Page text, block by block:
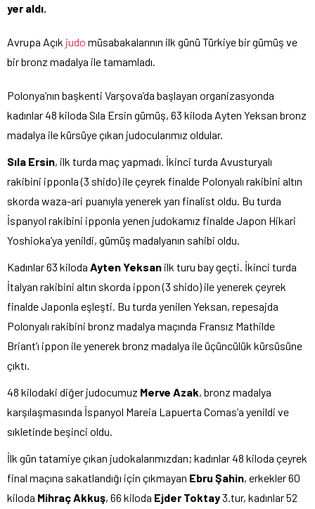
yer aldı.
Avrupa Açık judo müsabakalarının ilk günü Türkiye bir gümüş ve
bir bronz madalya ile tamamladı.
Polonya’nın başkenti Varşova’da başlayan organizasyonda
kadınlar 48 kiloda Sıla Ersin gümüş, 63 kiloda Ayten Yeksan bronz
madalya ile kürsüye çıkan judocularımız oldular.
Sıla Ersin, ilk turda maç yapmadı. İkinci turda Avusturyalı
rakibini ipponla (3 shido) ile çeyrek finalde Polonyalı rakibini altın
skorda waza-ari puanıyla yenerek yarı finalist oldu. Bu turda
İspanyol rakibini ipponla yenen judokamız finalde Japon Hikari
Yoshioka’ya yenildi, gümüş madalyanın sahibi oldu.
Kadınlar 63 kiloda Ayten Yeksan ilk turu bay geçti. İkinci turda
İtalyan rakibini altın skorda ippon (3 shido) ile yenerek çeyrek
finalde Japonla eşleşti. Bu turda yenilen Yeksan, repesajda
Polonyalı rakibini bronz madalya maçında Fransız Mathilde
Briant’ı ippon ile yenerek bronz madalya ile üçüncülük kürsüsüne
çıktı.
48 kilodaki diğer judocumuz Merve Azak, bronz madalya
karşılaşmasında İspanyol Mareia Lapuerta Comas’a yenildi ve
sıkletinde beşinci oldu.
İlk gün tatamiye çıkan judokalarımızdan; kadınlar 48 kiloda çeyrek
final maçına sakatlandığı için çıkmayan Ebru Şahin, erkekler 60
kiloda Mihraç Akkuş, 66 kiloda Ejder Toktay3.tur, kadınlar 52